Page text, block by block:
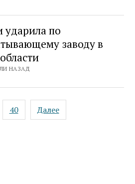
ударила по
заводу в
НАЗАД
40 Далее